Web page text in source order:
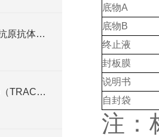
小鼠ELISA试剂盒基于抗原抗体特异性结合原理
抗酒石酸酸性磷酸酶5b（TRACP-5b） ELISA检测试剂盒工作原理
底物A
底物B
终止液
封板膜
说明书
自封袋
注：